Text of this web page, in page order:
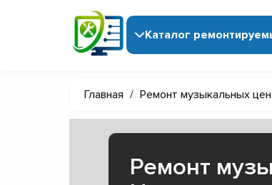
Каталог
Главная / Ремонт музыкальных
Ремонт